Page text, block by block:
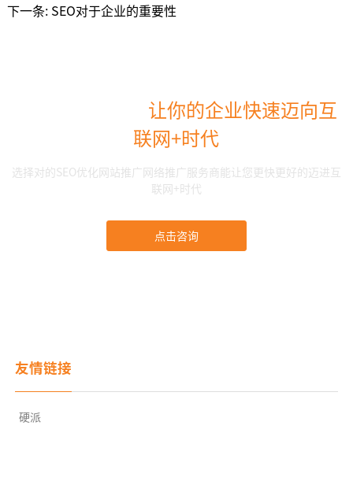
下一条: SEO对于企业的重要性
让你的企业快速迈向互
联网+时代
选择对的SEO优化网站推广网络推广服务商能让您更快更好的迈进互
联网+时代
点击咨询
友情链接
硬派